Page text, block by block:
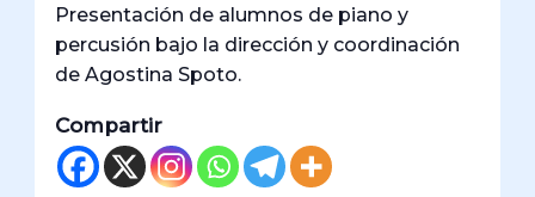
Presentación de alumnos de piano y
percusión bajo la dirección y coordinación
de Agostina Spoto.
Compartir